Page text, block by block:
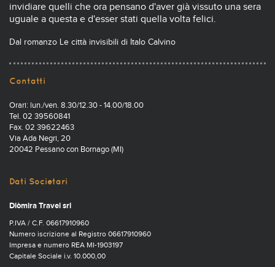
invidiare quelli che ora pensano d'aver già vissuto una sera
uguale a questa e d'esser stati quella volta felici.
Dal romanzo Le città invisibili di Italo Calvino
Contatti
Orari: lun./ven. 8.30/12.30 - 14.00/18.00
Tel. 02 39560841
Fax. 02 39622463
Via Ada Negri, 20
20042 Pessano con Bornago (MI)
Dati Societari
Diòmira Travel srl
P.IVA / C.F. 06617910960
Numero iscrizione al Registro 06617910960
Impresa e numero REA MI-1903197
Capitale Sociale i.v. 10.000,00